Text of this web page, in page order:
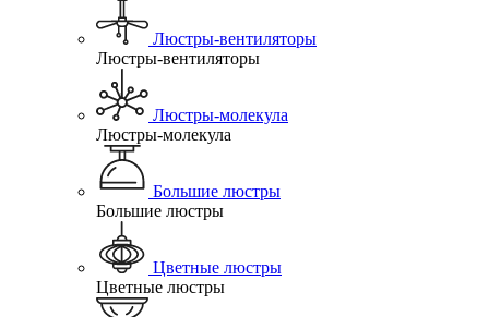
Люстры-вентиляторы
Люстры-вентиляторы
Люстры-молекула
Люстры-молекула
Большие люстры
Большие люстры
Цветные люстры
Цветные люстры